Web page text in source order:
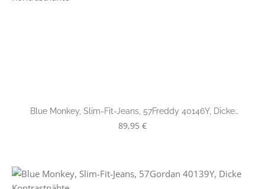
Blue Monkey, Slim-Fit-Jeans, 57Freddy 40146Y, Dicke
Kontrastnähte
Regulärer Preis:
89,95 €